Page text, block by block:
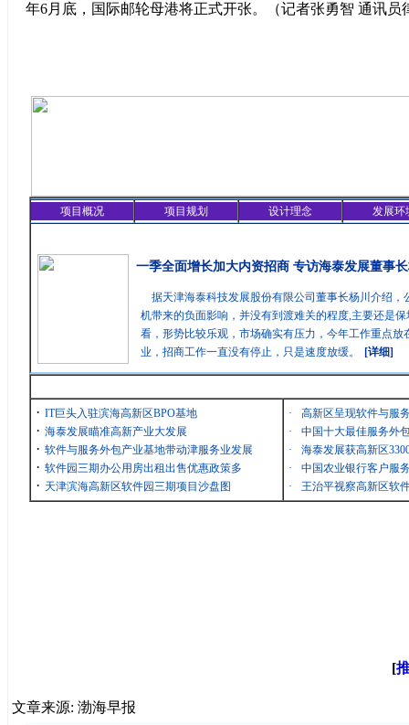
年6月底，国际邮轮母港将正式开张。（记者张勇智 通讯员
项目概况 项目规划 设计理念
发展环
一季全面增长加大内资招商 专访海泰发展董事
据天津海泰科技发展股份有限公司董事长杨川介绍，
机带来的负面影响，并没有到渡难关的程度,主要还是
看，形势比较乐观，市场确实有压力，今年工作重点放
业，招商工作一直没有停止，只是速度放缓。
[详细]
· IT巨头入驻滨海高新区BPO基地
· 海泰发展瞄准高新产业大发展
· 软件与服务外包产业基地带动津服务业发展
· 软件园三期办公用房出租出售优惠政策多
· 天津滨海高新区软件园三期项目沙盘图
·
高新区呈现软件与服
·
中国十大最佳服务外
·
海泰发展获高新区
·
中国农业银行客户服
·
王治平视察高新区软
[
文章来源: 渤海早报